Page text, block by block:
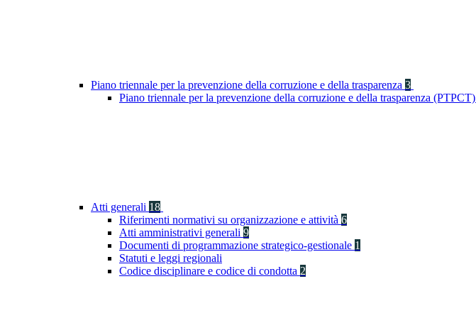
Piano triennale per la prevenzione della corruzione e della trasparenza 3
Piano triennale per la prevenzione della corruzione e della trasparenza (PTPCT)
Atti generali 18
Riferimenti normativi su organizzazione e attività 6
Atti amministrativi generali 9
Documenti di programmazione strategico-gestionale 1
Statuti e leggi regionali
Codice disciplinare e codice di condotta 2